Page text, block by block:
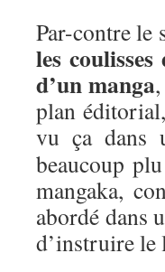
Par-contre le
les
d’un manga
plan
vu ça dans
beaucoup
mangaka,
abordé dans
d’instruire le